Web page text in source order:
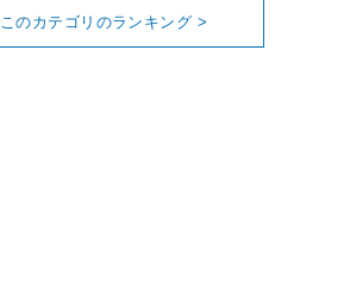
このカテゴリのランキング >